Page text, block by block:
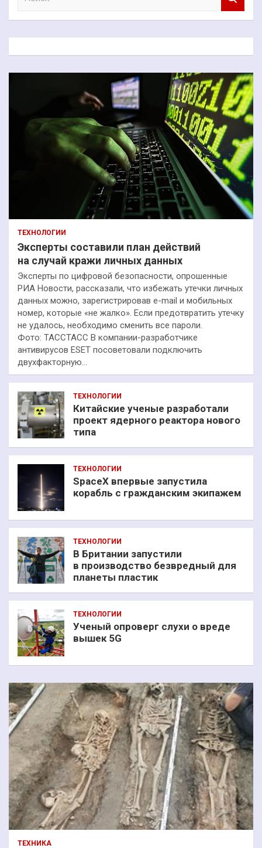
к
ТЕХНОЛОГИИ
Эксперты составили план действий
на случай кражи личных данных
Эксперты по цифровой безопасности, опрошенные
РИА Новости, рассказали, что избежать утечки личных
данных можно, зарегистрировав e-mail и мобильных
номер, которые «не жалко». Если предотвратить утечку
не удалось, необходимо сменить все пароли.
Фото: ТАССТАСС В компании-разработчике
антивирусов ESET посоветовали подключить
двухфакторную…
ТЕХНОЛОГИИ
Китайские ученые разработали
проект ядерного реактора нового
типа
ТЕХНОЛОГИИ
SpaceX впервые запустила
корабль с гражданским экипажем
ТЕХНОЛОГИИ
В Британии запустили
в производство безвредный для
планеты пластик
ТЕХНОЛОГИИ
Ученый опроверг слухи о вреде
вышек 5G
ТЕХНИКА